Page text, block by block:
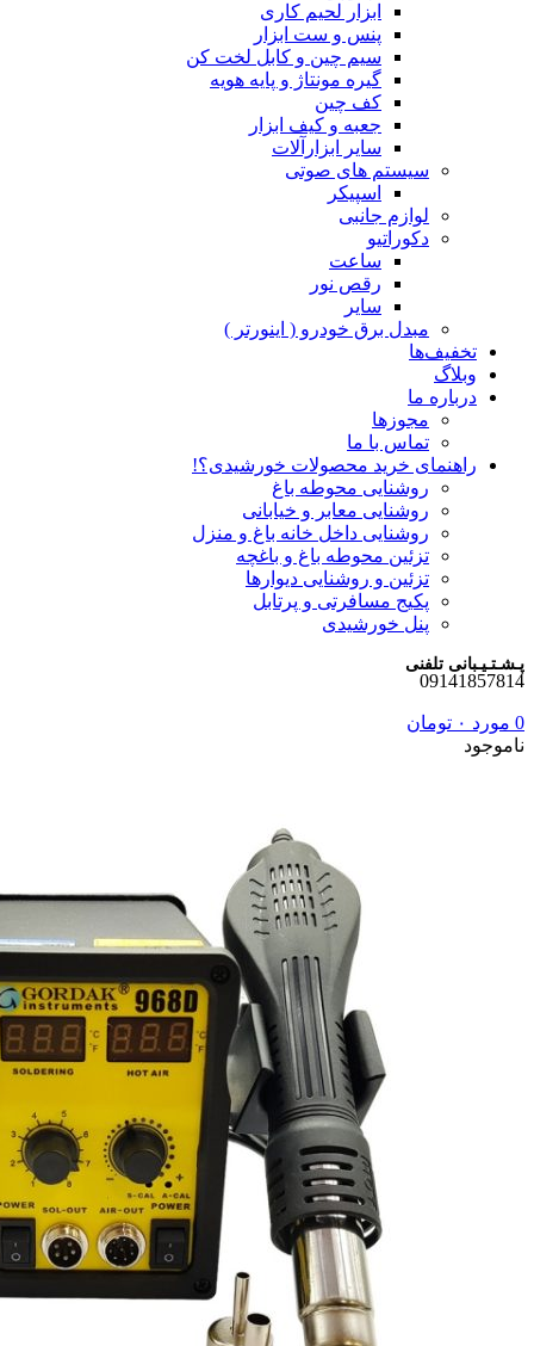
ابزار لحیم کاری
پنس و ست ابزار
سیم چین و کابل لخت کن
گیره مونتاژ و پایه هویه
کف چین
جعبه و کیف ابزار
سایر ابزارآلات
سیستم های صوتی
اسپیکر
لوازم جانبی
دکوراتیو
ساعت
رقص نور
سایر
مبدل برق خودرو ( اینورتر )
تخفیف‌ها
وبلاگ
درباره ما
مجوزها
تماس با ما
راهنمای خرید محصولات خورشیدی؟!
روشنایی محوطه باغ
روشنایی معابر و خیابانی
روشنایی داخل خانه باغ و منزل
تزئین محوطه باغ و باغچه
تزئین و روشنایی دیوارها
پکیج مسافرتی و پرتابل
پنل خورشیدی
پـشـتـیـبانی تلفنی
09141857814
0 مورد ۰ تومان
ناموجود